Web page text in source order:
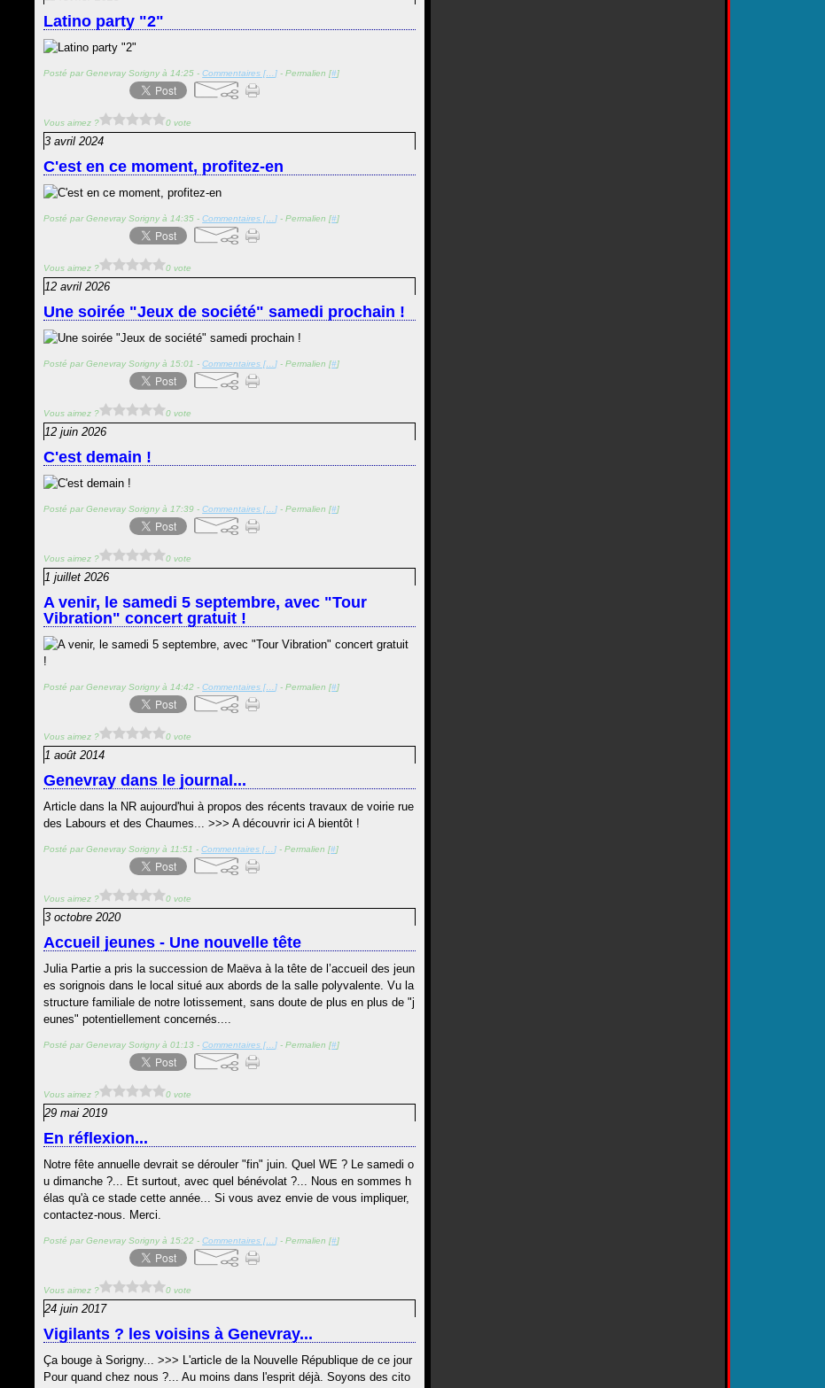
Latino party "2"
Posté par Genevray Sorigny à 14:25 -Commentaires [… ] - Permalien [#]
Vous aimez ? 0 vote
3 avril 2024
C'est en ce moment, profitez-en
Posté par Genevray Sorigny à 14:35 -Commentaires [… ] - Permalien [#]
Vous aimez ? 0 vote
12 avril 2026
Une soirée "Jeux de société" samedi prochain !
Posté par Genevray Sorigny à 15:01 -Commentaires [… ] - Permalien [#]
Vous aimez ? 0 vote
12 juin 2026
C'est demain !
Posté par Genevray Sorigny à 17:39 -Commentaires [… ] - Permalien [#]
Vous aimez ? 0 vote
1 juillet 2026
A venir, le samedi 5 septembre, avec "Tour
Vibration" concert gratuit !
Posté par Genevray Sorigny à 14:42 -Commentaires [… ] - Permalien [#]
Vous aimez ? 0 vote
1 août 2014
Genevray dans le journal...
Article dans la NR aujourd'hui à propos des récents travaux de voirie rue
des Labours et des Chaumes... >>> A découvrir ici A bientôt !
Posté par Genevray Sorigny à 11:51 -Commentaires [… ] - Permalien [#]
Vous aimez ? 0 vote
3 octobre 2020
Accueil jeunes - Une nouvelle tête
Julia Partie a pris la succession de Maëva à la tête de l’accueil des jeun
es sorignois dans le local situé aux abords de la salle polyvalente. Vu la
structure familiale de notre lotissement, sans doute de plus en plus de "j
eunes" potentiellement concernés....
Posté par Genevray Sorigny à 01:13 -Commentaires [… ] - Permalien [#]
Vous aimez ? 0 vote
29 mai 2019
En réflexion...
Notre fête annuelle devrait se dérouler "fin" juin. Quel WE ? Le samedi o
u dimanche ?... Et surtout, avec quel bénévolat ?... Nous en sommes h
élas qu'à ce stade cette année... Si vous avez envie de vous impliquer,
contactez-nous. Merci.
Posté par Genevray Sorigny à 15:22 -Commentaires [… ] - Permalien [#]
Vous aimez ? 0 vote
24 juin 2017
Vigilants ? les voisins à Genevray...
Ça bouge à Sorigny... >>> L'article de la Nouvelle République de ce jour
Pour quand chez nous ?... Au moins dans l'esprit déjà. Soyons des cito